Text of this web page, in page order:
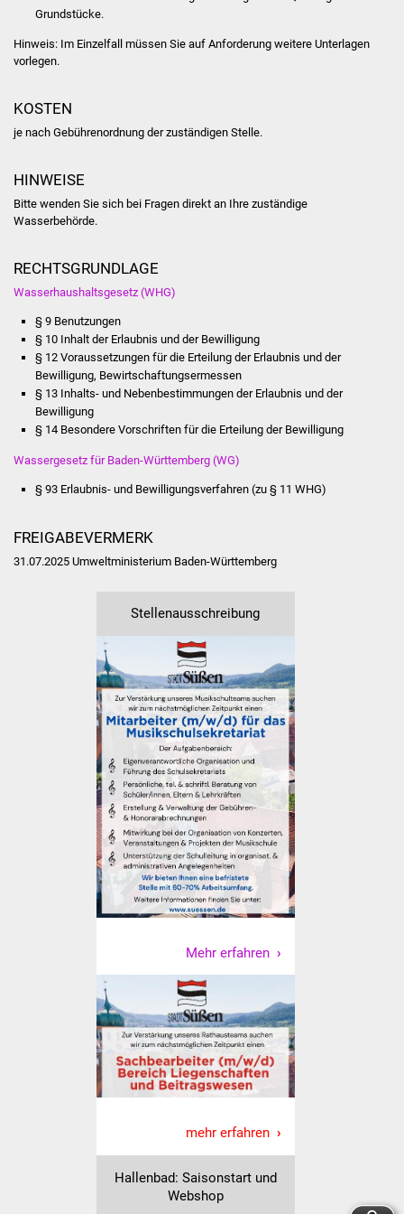
Soziale Einrichtungen
Lokale Agenda
Suenergie
Gesundheit und Notfall
Ärzte und Apotheken
Index
ÖPNV
Bürgerbus (MOBS)
Abfall und Entsorgung
Kultur & Freizeit
Veranstaltungen
Stadtfest
Ostermarkt
Stadtbücherei
Stadtarchiv
Bürgerhaus
Kulturhalle
Grundstücke.
Hinweis: Im Einzelfall müssen Sie auf Anforderung weitere Unterlagen
vorlegen.
KOSTEN
je nach Gebührenordnung der zuständigen Stelle.
HINWEISE
Bitte wenden Sie sich bei Fragen direkt an Ihre zuständige
Wasserbehörde.
RECHTSGRUNDLAGE
Wasserhaushaltsgesetz (WHG)
§ 9 Benutzungen
§ 10 Inhalt der Erlaubnis und der Bewilligung
§ 12 Voraussetzungen für die Erteilung der Erlaubnis und der
Bewilligung, Bewirtschaftungsermessen
§ 13 Inhalts- und Nebenbestimmungen der Erlaubnis und der
Bewilligung
§ 14 Besondere Vorschriften für die Erteilung der Bewilligung
Wassergesetz für Baden-Württemberg (WG)
§ 93 Erlaubnis- und Bewilligungsverfahren (zu § 11 WHG)
FREIGABEVERMERK
31.07.2025 Umweltministerium Baden-Württemberg
Stellenausschreibung
Mehr erfahren
mehr erfahren
Hallenbad: Saisonstart und
Webshop